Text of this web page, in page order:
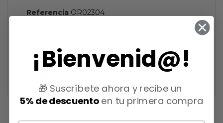
Referencia OR02304
Referencias específicas
¡Bienvenid@!
🎁 Suscríbete ahora y recibe un
5% de descuentoen tu primera compra